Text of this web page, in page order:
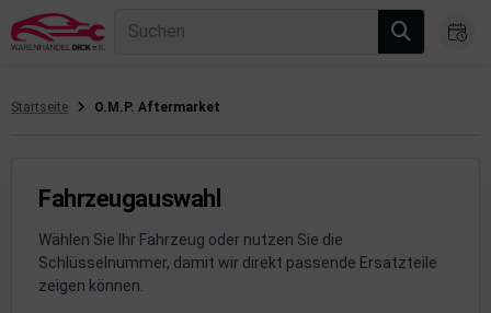
Suchen
Startseite O.M.P. Aftermarket
Fahrzeugauswahl
Wählen Sie Ihr Fahrzeug oder nutzen Sie die
Schlüsselnummer, damit wir direkt passende Ersatzteile
zeigen können.
Anbauteile